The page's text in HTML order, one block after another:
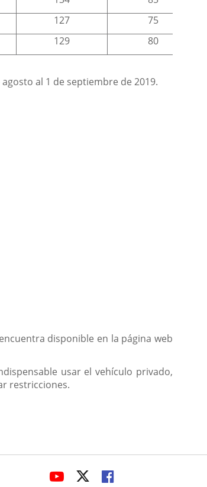
127
75
129 80
al 1 de septiembre de 2019.
disponible en la página web
usar el vehículo privado,
restricciones.
LINK
LINK